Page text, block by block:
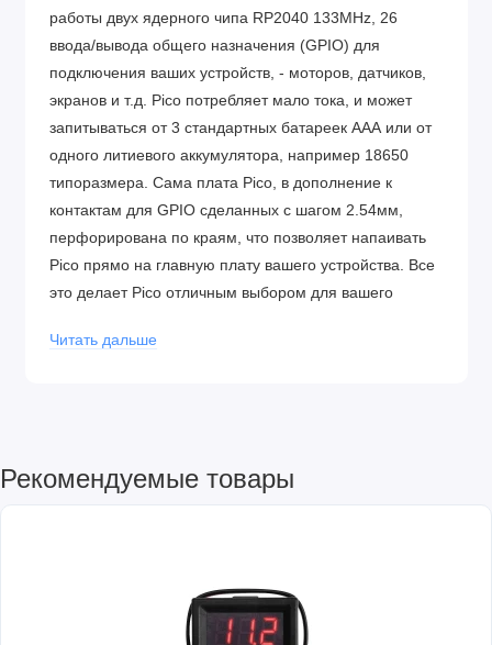
работы двух ядерного чипа RP2040 133MHz, 26
ввода/вывода общего назначения (GPIO) для
подключения ваших устройств, - моторов, датчиков,
экранов и т.д. Pico потребляет мало тока, и может
запитываться от 3 стандартных батареек ААА или от
одного литиевого аккумулятора, например 18650
типоразмера. Сама плата Pico, в дополнение к
контактам для GPIO сделанных с шагом 2.54мм,
перфорирована по краям, что позволяет напаивать
Pico прямо на главную плату вашего устройства. Все
это делает Pico отличным выбором для вашего
автономных устройств или DIY.
автоматизирована, достаточно скачать один
программ, и Visual Studio со всеми необходимыми
дополнениями. Загружать код в Pico можно
Читать дальше
Рекомендуемые товары